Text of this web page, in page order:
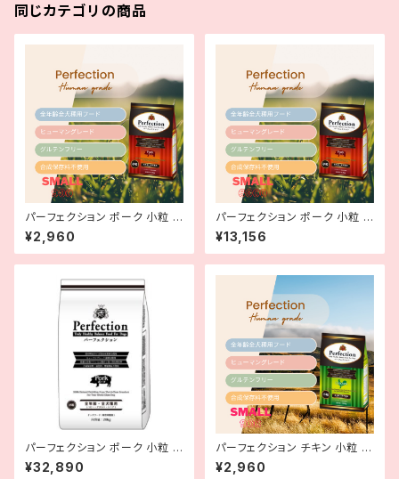
同じカテゴリの商品
パーフェクション ポーク 小粒 9
00g
¥2,960
パーフェクション ポーク 小粒 6
kg
¥13,156
パーフェクション ポーク 小粒 2
0kg
¥32,890
パーフェクション チキン 小粒 9
00g
¥2,960